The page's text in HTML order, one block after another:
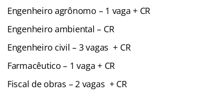
Engenheiro agrônomo – 1 vaga + CR
Engenheiro ambiental – CR
Engenheiro civil – 3 vagas + CR
Farmacêutico – 1 vaga + CR
Fiscal de obras – 2 vagas + CR